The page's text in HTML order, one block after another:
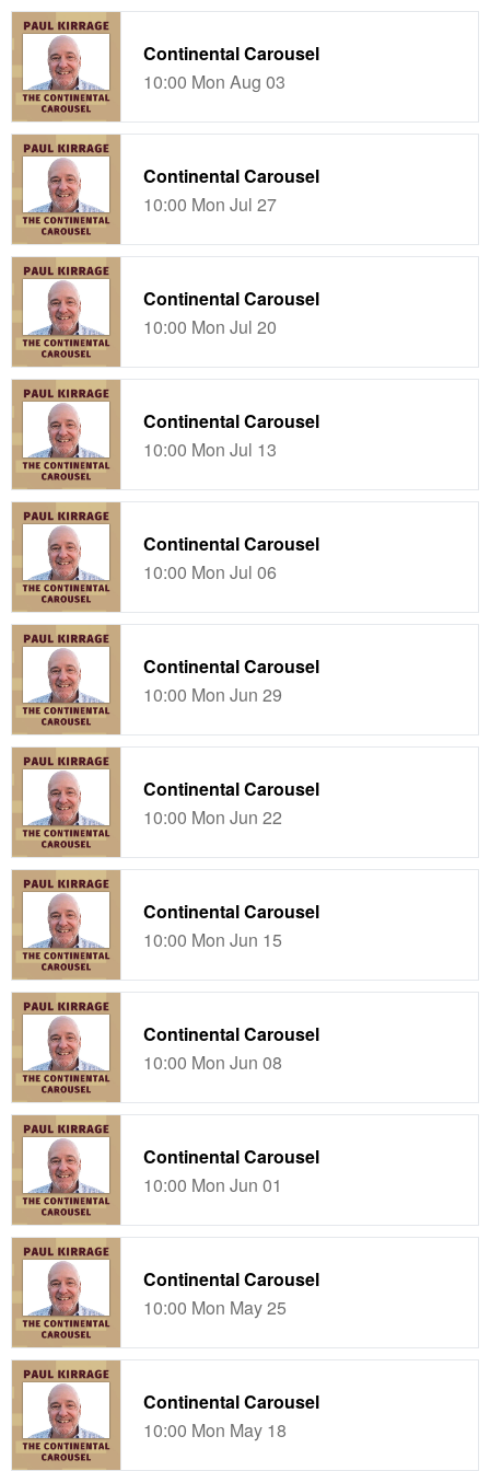
Continental Carousel
10:00 Mon Aug 03
Continental Carousel
10:00 Mon Jul 27
Continental Carousel
10:00 Mon Jul 20
Continental Carousel
10:00 Mon Jul 13
Continental Carousel
10:00 Mon Jul 06
Continental Carousel
10:00 Mon Jun 29
Continental Carousel
10:00 Mon Jun 22
Continental Carousel
10:00 Mon Jun 15
Continental Carousel
10:00 Mon Jun 08
Continental Carousel
10:00 Mon Jun 01
Continental Carousel
10:00 Mon May 25
Continental Carousel
10:00 Mon May 18